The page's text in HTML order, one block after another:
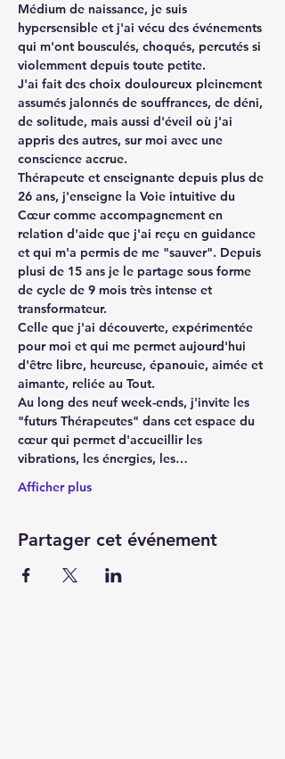
Médium de naissance, je suis
hypersensible et j'ai vécu des événements
qui m'ont bousculés, choqués, percutés si
violemment depuis toute petite.
J'ai fait des choix douloureux pleinement
assumés jalonnés de souffrances, de déni,
de solitude, mais aussi d'éveil où j'ai
appris des autres, sur moi avec une
conscience accrue.
Thérapeute et enseignante depuis plus de
26 ans, j'enseigne la Voie intuitive du
Cœur comme accompagnement en
relation d'aide que j'ai reçu en guidance
et qui m'a permis de me "sauver". Depuis
plusi de 15 ans je le partage sous forme
de cycle de 9 mois très intense et
transformateur.
Celle que j'ai découverte, expérimentée
pour moi et qui me permet aujourd'hui
d'être libre, heureuse, épanouie, aimée et
aimante, reliée au Tout.
Au long des neuf week-ends, j'invite les
"futurs Thérapeutes" dans cet espace du
cœur qui permet d'accueillir les
vibrations, les énergies, les…
Afficher plus
Partager cet événement